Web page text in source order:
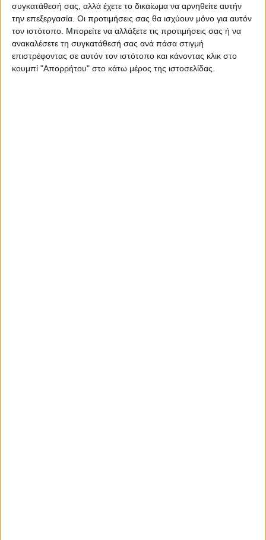
συγκατάθεσή σας, αλλά έχετε το δικαίωμα να αρνηθείτε αυτήν
την επεξεργασία. Οι προτιμήσεις σας θα ισχύουν μόνο για αυτόν
τον ιστότοπο. Μπορείτε να αλλάξετε τις προτιμήσεις σας ή να
ανακαλέσετε τη συγκατάθεσή σας ανά πάσα στιγμή
επιστρέφοντας σε αυτόν τον ιστότοπο και κάνοντας κλικ στο
κουμπί "Απορρήτου" στο κάτω μέρος της ιστοσελίδας.
ΠΑΡΟΜΟΙΑ ΑΡΘΡΑ